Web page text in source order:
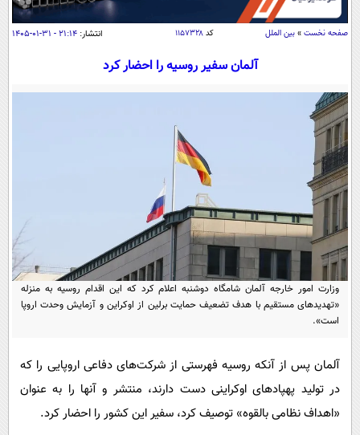
اقتصاد
جامعه
سلامت
یک برش دانایی
محیط زیست
سفر و تفریح
سیاست خارجی
فرهنگ و هنر
علم و دانش
فناوری و It
علمی
اخبار کریپتو
قرآن
گوناگون
سرگرمی
باشگاه مغز
مجله تصویری سلاح
فیلم
اقتصاد
ورزش
سرگرمی
فناوری
عصر ایران 2
خواندنی ها و دیدنی ها
پیامک
روانشناسی
آشپزی
آموزش زبان
صفحه نخست » بین الملل کد۱۱۵۷۳۲۸ انتشار: ۲۱:۱۴ - ۳۱-۰۱-۱۴۰۵
آلمان سفیر روسیه را احضار کرد
وزارت امور خارجه آلمان شامگاه دوشنبه اعلام کرد که این اقدام روسیه به منزله
«تهدیدهای مستقیم با هدف تضعیف حمایت برلین از اوکراین و آزمایش وحدت اروپا
است».
آلمان پس از آنکه روسیه فهرستی از شرکت‌های دفاعی اروپایی را که
در تولید پهپادهای اوکراینی دست دارند، منتشر و آنها را به عنوان
«اهداف نظامی بالقوه» توصیف کرد، سفیر این کشور را احضار کرد.